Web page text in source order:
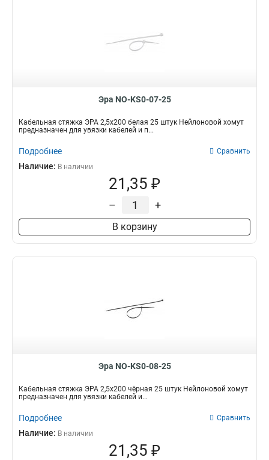
Эра NO-KS0-07-25
Кабельная стяжка ЭРА 2,5х200 белая 25 штук Нейлоновой хомут
предназначен для увязки кабелей и п...
Подробнее Сравнить
Наличие: В наличии
21,35 ₽
– +
В корзину
Эра NO-KS0-08-25
Кабельная стяжка ЭРА 2,5х200 чёрная 25 штук Нейлоновой хомут
предназначен для увязки кабелей и...
Подробнее Сравнить
Наличие: В наличии
21,35 ₽